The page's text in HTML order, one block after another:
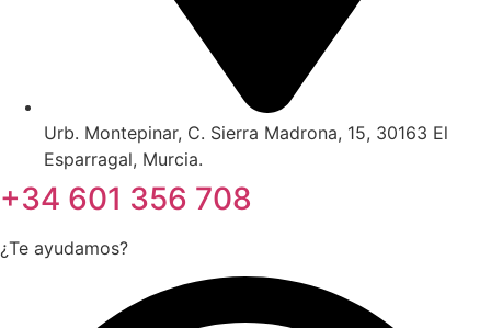
Urb. Montepinar, C. Sierra Madrona, 15, 30163 El
Esparragal, Murcia.
+34 601 356 708
¿Te ayudamos?